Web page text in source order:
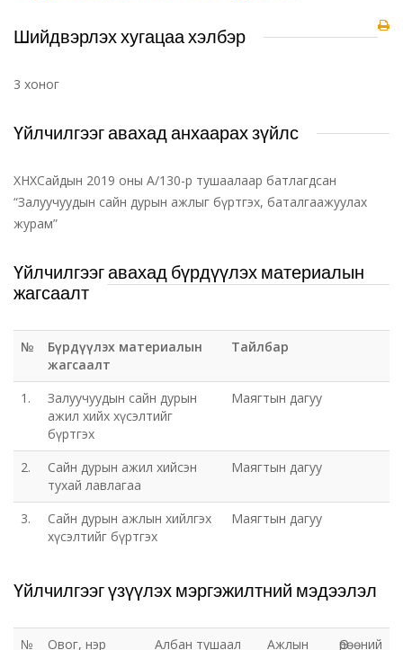
Шийдвэрлэх хугацаа хэлбэр
3 хоног
Үйлчилгээг авахад анхаарах зүйлс
ХНХСайдын 2019 оны А/130-р тушаалаар батлагдсан
“Залуучуудын сайн дурын ажлыг бүртгэх, баталгаажуулах
журам”
Үйлчилгээг авахад бүрдүүлэх материалын
жагсаалт
№
Бүрдүүлэх материалын
жагсаалт
Тайлбар
1.
Залуучуудын сайн дурын
ажил хийх хүсэлтийг
бүртгэх
Маягтын дагуу
2.
Сайн дурын ажил хийсэн
тухай лавлагаа
Маягтын дагуу
3.
Сайн дурын ажлын хийлгэх
хүсэлтийг бүртгэх
Маягтын дагуу
Үйлчилгээг үзүүлэх мэргэжилтний мэдээлэл
№ Овог, нэр Албан тушаал Ажлын Өрөөний